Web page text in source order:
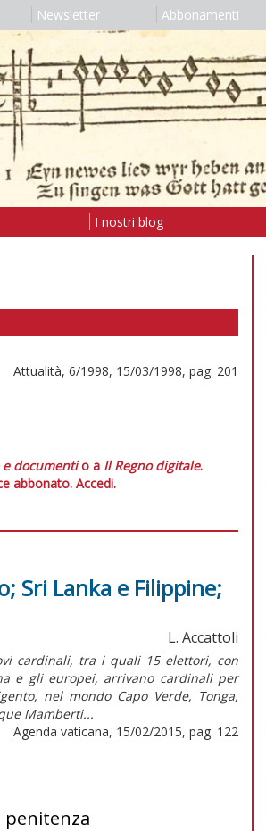
Newsletter Abbonamenti
I nostri blog
Attualità, 6/1998, 15/03/1998, pag. 201
documentio a Il Regno digitale.
abbonato. Accedi.
Sri Lanka e Filippine;
L. Accattoli
cardinali, tra i quali 15 elettori, con
e gli europei, arrivano cardinali per
nel mondo Capo Verde, Tonga,
Mamberti...
Agenda vaticana, 15/02/2015, pag. 122
penitenza